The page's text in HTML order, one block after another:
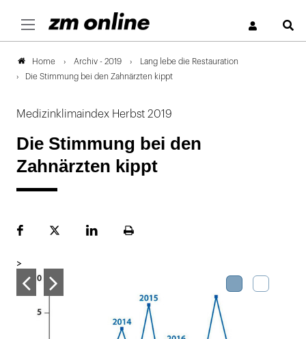
Home Archiv - 2019
Lang lebe die Restauration
Die Stimmung bei den Zahnärzten kippt
Medizinklimaindex Herbst 2019
Die Stimmung bei den
Zahnärzten kippt
FacebookPlattformLinekdInSeite
>